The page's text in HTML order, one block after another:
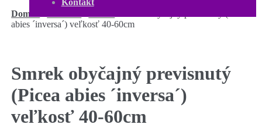
Kontakt
Domov
abies ´inversa´) veľkosť 40-60cm
Smrek obyčajný previsnutý
(Picea abies ´inversa´)
veľkosť 40-60cm